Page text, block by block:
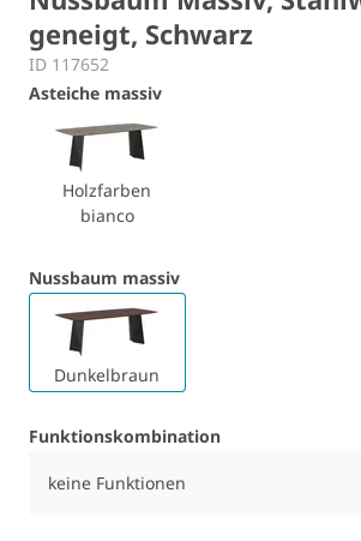
geneigt, Schwarz
ID 117652
Asteiche massiv
Holzfarben
bianco
Nussbaum massiv
Dunkelbraun
Funktionskombination
keine Funktionen